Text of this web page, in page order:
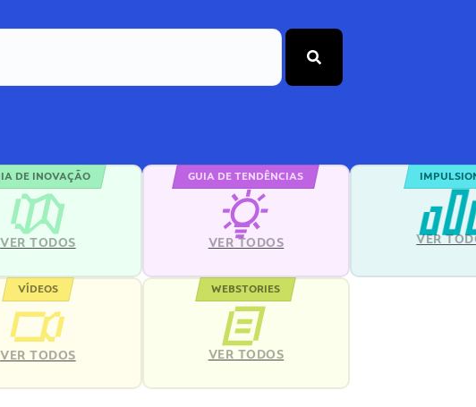
DE INOVAÇÃO
VER TODOS
GUIA DE TENDÊNCIAS
VER TODOS VER
VÍDEOS
VER TODOS
WEBSTORIES
VER TODOS